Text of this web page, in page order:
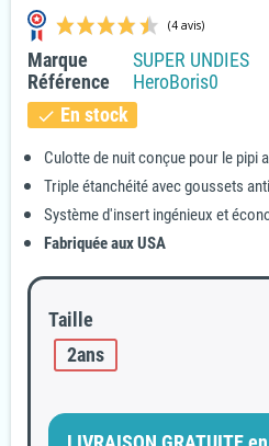
Marque
SUPER UNDIES
Référence
HeroBoris0
check En stock
Culotte de nuit conçue pour le pipi
Triple étanchéité avec goussets
Système d'insert ingénieux et
Fabriquée aux USA
Taille
2ans